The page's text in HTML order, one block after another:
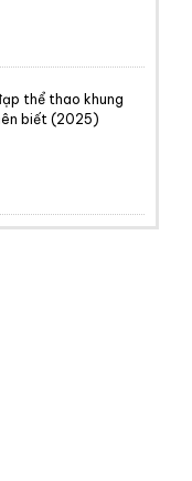
thể thao khung
biết (2025)